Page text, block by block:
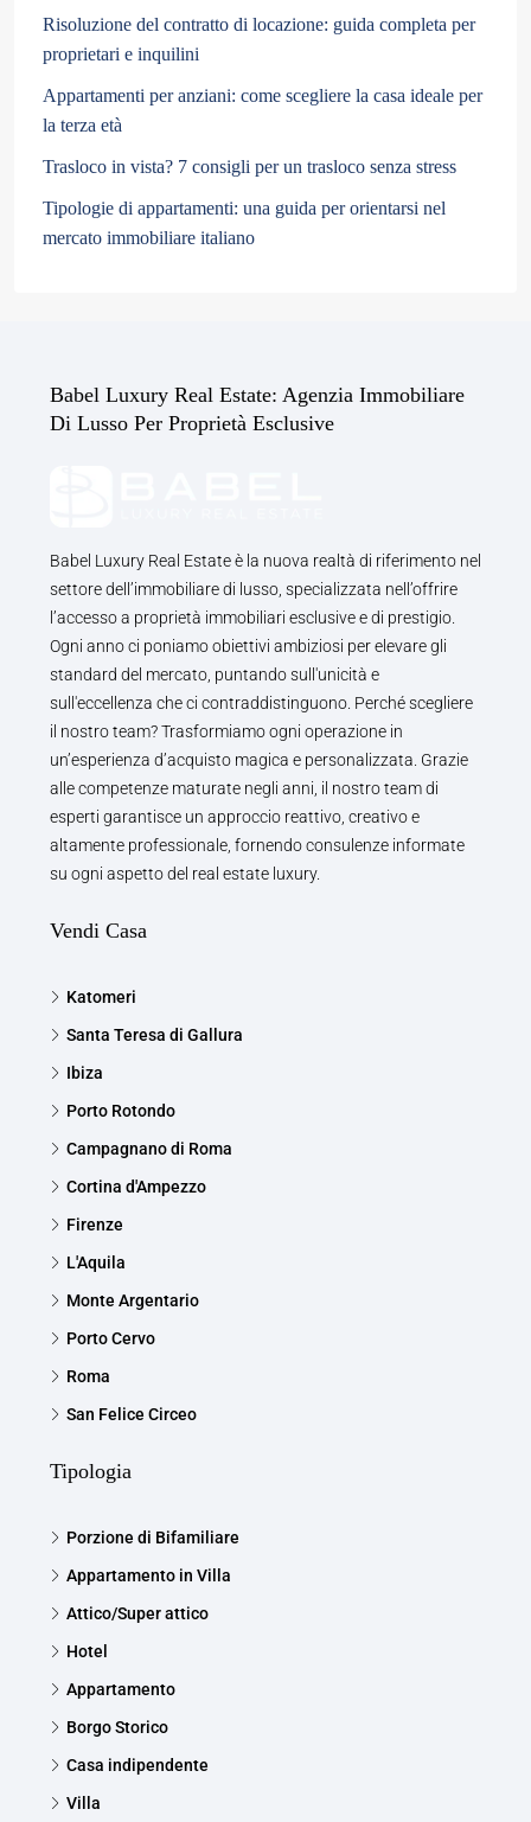
Risoluzione del contratto di locazione: guida completa per
proprietari e inquilini
Appartamenti per anziani: come scegliere la casa ideale per
la terza età
Trasloco in vista? 7 consigli per un trasloco senza stress
Tipologie di appartamenti: una guida per orientarsi nel
mercato immobiliare italiano
Babel Luxury Real Estate: Agenzia Immobiliare
Di Lusso Per Proprietà Esclusive
Babel Luxury Real Estate è la nuova realtà di riferimento nel
settore dell’immobiliare di lusso, specializzata nell’offrire
l’accesso a proprietà immobiliari esclusive e di prestigio.
Ogni anno ci poniamo obiettivi ambiziosi per elevare gli
standard del mercato, puntando sull'unicità e
sull'eccellenza che ci contraddistinguono. Perché scegliere
il nostro team? Trasformiamo ogni operazione in
un’esperienza d’acquisto magica e personalizzata. Grazie
alle competenze maturate negli anni, il nostro team di
esperti garantisce un approccio reattivo, creativo e
altamente professionale, fornendo consulenze informate
su ogni aspetto del real estate luxury.
Vendi Casa
Katomeri
Santa Teresa di Gallura
Ibiza
Porto Rotondo
Campagnano di Roma
Cortina d'Ampezzo
Firenze
L'Aquila
Monte Argentario
Porto Cervo
Roma
San Felice Circeo
Tipologia
Porzione di Bifamiliare
Appartamento in Villa
Attico/Super attico
Hotel
Appartamento
Borgo Storico
Casa indipendente
Villa